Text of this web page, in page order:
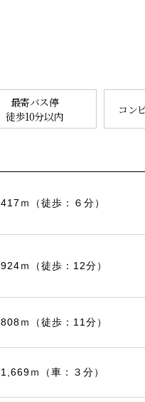
最寄バス停
徒歩10分以内
コン
417ｍ（徒歩：６分）
924ｍ（徒歩：12分）
808ｍ（徒歩：11分）
1,669ｍ（車：３分）